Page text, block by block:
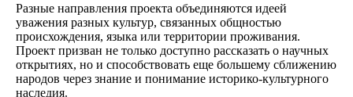
Разные направления проекта объединяются идеей
уважения разных культур, связанных общностью
происхождения, языка или территории проживания.
Проект призван не только доступно рассказать о научных
открытиях, но и способствовать еще большему сближению
народов через знание и понимание историко-культурного
наследия.